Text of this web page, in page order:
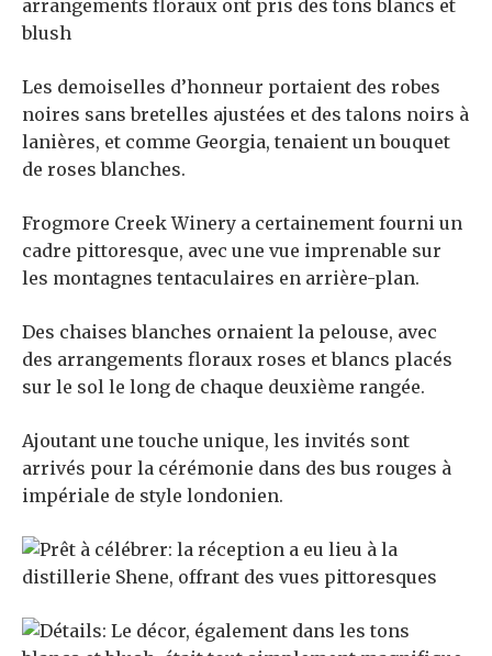
arrangements floraux ont pris des tons blancs et
blush
Les demoiselles d’honneur portaient des robes
noires sans bretelles ajustées et des talons noirs à
lanières, et comme Georgia, tenaient un bouquet
de roses blanches.
Frogmore Creek Winery a certainement fourni un
cadre pittoresque, avec une vue imprenable sur
les montagnes tentaculaires en arrière-plan.
Des chaises blanches ornaient la pelouse, avec
des arrangements floraux roses et blancs placés
sur le sol le long de chaque deuxième rangée.
Ajoutant une touche unique, les invités sont
arrivés pour la cérémonie dans des bus rouges à
impériale de style londonien.